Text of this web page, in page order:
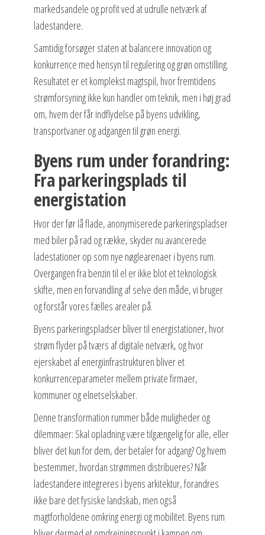
markedsandele og profit ved at udrulle netværk af
ladestandere.
Samtidig forsøger staten at balancere innovation og
konkurrence med hensyn til regulering og grøn omstilling.
Resultatet er et komplekst magtspil, hvor fremtidens
strømforsyning ikke kun handler om teknik, men i høj grad
om, hvem der får indflydelse på byens udvikling,
transportvaner og adgangen til grøn energi.
Byens rum under forandring:
Fra parkeringsplads til
energistation
Hvor der før lå flade, anonymiserede parkeringspladser
med biler på rad og række, skyder nu avancerede
ladestationer op som nye nøglearenaer i byens rum.
Overgangen fra benzin til el er ikke blot et teknologisk
skifte, men en forvandling af selve den måde, vi bruger
og forstår vores fælles arealer på.
Byens parkeringspladser bliver til energistationer, hvor
strøm flyder på tværs af digitale netværk, og hvor
ejerskabet af energiinfrastrukturen bliver et
konkurrenceparameter mellem private firmaer,
kommuner og elnetselskaber.
Denne transformation rummer både muligheder og
dilemmaer: Skal opladning være tilgængelig for alle, eller
bliver det kun for dem, der betaler for adgang? Og hvem
bestemmer, hvordan strømmen distribueres? Når
ladestandere integreres i byens arkitektur, forandres
ikke bare det fysiske landskab, men også
magtforholdene omkring energi og mobilitet. Byens rum